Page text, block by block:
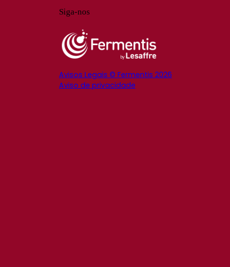
Siga-nos
Avisos Legais © Fermentis 2026
Aviso de privacidade